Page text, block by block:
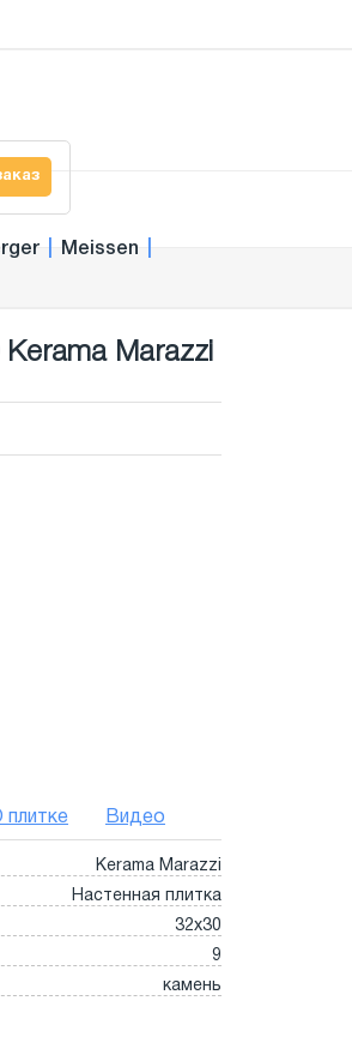
Meissen
Marazzi
плитке Видео
Kerama Marazzi
Настенная плитка
32x30
9
камень